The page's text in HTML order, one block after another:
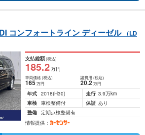
コンフォートライン ディーゼル （LD
支払総額(税込)
185.2万円
車両価格(税込)
165万円
諸費用 (税込)
20.2 万円
年式 2018(H30) 走行 3.9万km
車検 車検整備付 保証 あり
整備 定期点検整備有
情報提供：